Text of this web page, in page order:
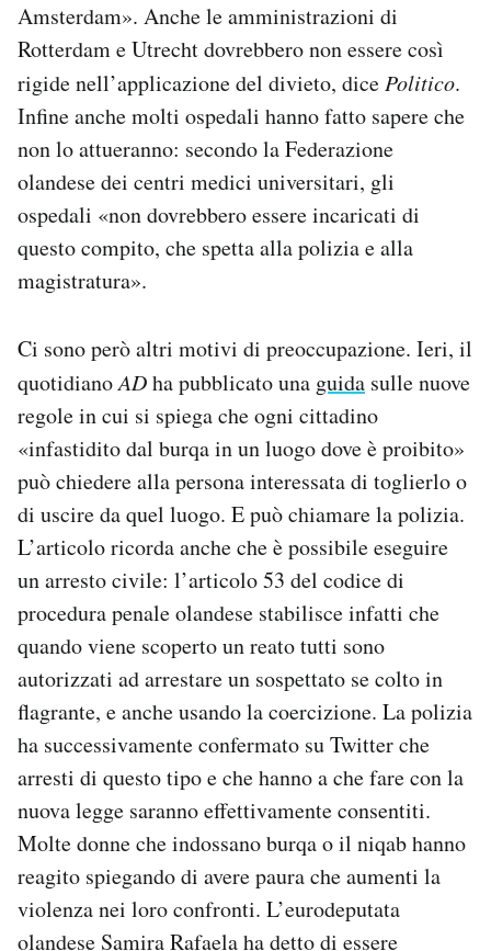
Amsterdam». Anche le amministrazioni di
Rotterdam e Utrecht dovrebbero non essere così
rigide nell’applicazione del divieto, dicePolitico.
Infine anche molti ospedali hanno fatto sapere che
non lo attueranno: secondo la Federazione
olandese dei centri medici universitari, gli
ospedali «non dovrebbero essere incaricati di
questo compito, che spetta alla polizia e alla
magistratura».
Ci sono però altri motivi di preoccupazione. Ieri, il
quotidianoADha pubblicato una guida sulle nuove
regole in cui si spiega che ogni cittadino
«infastidito dal burqa in un luogo dove è proibito»
può chiedere alla persona interessata di toglierlo o
di uscire da quel luogo. E può chiamare la polizia.
L’articolo ricorda anche che è possibile eseguire
un arresto civile: l’articolo 53 del codice di
procedura penale olandese stabilisce infatti che
quando viene scoperto un reato tutti sono
autorizzati ad arrestare un sospettato se colto in
flagrante, e anche usando la coercizione. La polizia
ha successivamente confermato su Twitter che
arresti di questo tipo e che hanno a che fare con la
nuova legge saranno effettivamente consentiti.
Molte donne che indossano burqa o il niqab hanno
reagito spiegando di avere paura che aumenti la
violenza nei loro confronti. L’eurodeputata
olandese Samira Rafaela ha detto di essere